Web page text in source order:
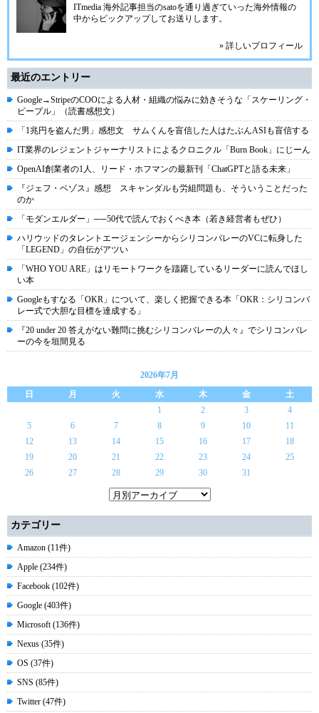
ITmedia 海外記事担当のsatoを通り過ぎていった海外情報の
中からピックアップしてお送りします。
» 詳しいプロフィール
最近のエントリー
Google→StripeのCOOによる人材・組織の悩みに効きそうな「スケーリング・
ピープル」（読書感想文）
「1兆円を盗んだ男」感想文 サムくんを盲信した人はたぶんASIも盲信する
IT業界のレジェントジャーナリストによるクロニクル「Burn Book」にじーん
OpenAI創業者の1人、リード・ホフマンの最新刊「ChatGPTと語る未来」
『ジェフ・ベゾス』感想 スキャンダルも労組問題も、そういうことだった
のか
「モダンエルダー」──50代で読んでおくべき本（若き経営者もぜひ）
ハリウッドのタレントエージェンシーからシリコンバレーのVCに転身した
「LEGEND」の自伝がアツい
「WHO YOU ARE」はリモートワークを躊躇しているリーダーに読んでほし
い本
Googleもすなる「OKR」について、楽しく把握できる本「OKR：シリコンバ
レー式で大胆な目標を達成する」
『20 under 20 答えがない難問に挑むシリコンバレーの人々』でシリコンバレ
ーの今を垣間見る
2026年7月
日
月 火 水 木 金
土
1
2 3
4
5
6 7 8 9 10
11
12
13 14 15 16 17
18
19
20 21 22 23 24
25
26
27 28 29 30 31
カテゴリー
Amazon (11件)
Apple (234件)
Facebook (102件)
Google (403件)
Microsoft (136件)
Nexus (35件)
OS (37件)
SNS (85件)
Twitter (47件)